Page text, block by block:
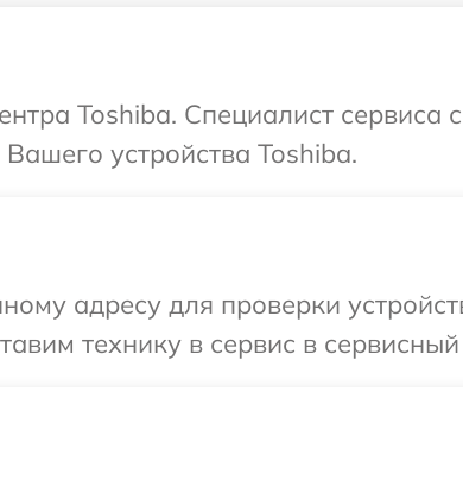
Toshiba. Специалист сервиса
устройства Toshiba.
адресу для проверки
технику в сервис в